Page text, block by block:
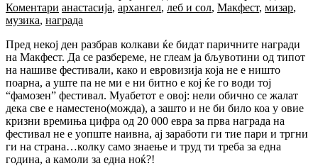
Коментари анастасија, архангел, леб и сол, Макфест, мизар,
музика, награда
Пред некој ден разбрав колкави ќе бидат паричните награди
на Макфест. Да се разбереме, не глеам ја бљувотини од типот
на нашиве фестивали, како и евровизија која не е ништо
поарна, а уште па не ми е ни битно е кој ќе го води тој
“фамозен” фестивал. Муабетот е овој: нели обично се жалат
дека све е наместено(можда), а зашто и не би било коа у овие
кризни времиња цифра од 20 000 евра за прва награда на
фестивал не е уопште наивна, ај заработи ги тие пари и тргни
ги на страна…колку само знаење и труд ти треба за една
година, а камоли за една ноќ?!